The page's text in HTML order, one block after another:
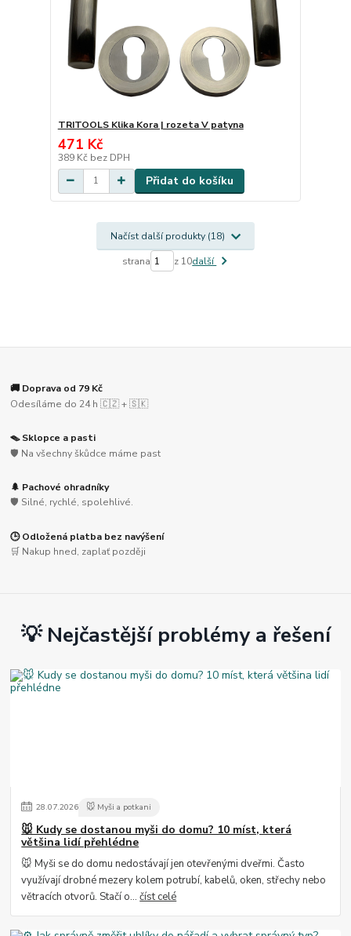
TRITOOLS Klika Kora | rozeta V patyna
471 Kč
389 Kč bez DPH
Přidat do košíku
Načíst další produkty (18)
strana z 10další
🚚 Doprava od 79 Kč
Odesíláme do 24 h 🇨🇿 + 🇸🇰
🪤 Sklopce a pasti
🛡️ Na všechny škůdce máme past
🌲 Pachové ohradníky
🛡️ Silné, rychlé, spolehlivé.
🕒 Odložená platba bez navýšení
🛒 Nakup hned, zaplať později
💡 Nejčastější problémy a řešení
28.07.2026 🐭 Myši a potkani
🐭 Kudy se dostanou myši do domu? 10 míst, která
většina lidí přehlédne
🐭 Myši se do domu nedostávají jen otevřenými dveřmi. Často
využívají drobné mezery kolem potrubí, kabelů, oken, střechy nebo
větracích otvorů. Stačí o...číst celé